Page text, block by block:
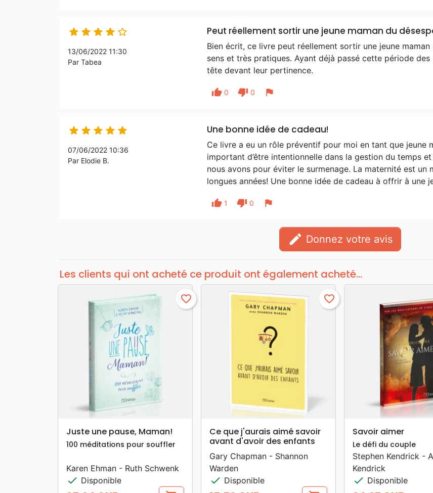
    
13/06/2022 11:30
Par Tabea
Peut réellement sortir une jeune maman du
Bien écrit, ce livre peut réellement sortir une jeune
sens et très pratiques. Ayant déjà passé cette période
tête devant leur pertinence.
thumb_up 0 thumb_down 0 flag
    
07/06/2022 10:36
Par Elodie B.
Une bonne idée de cadeau!
Ce livre a eu un rôle préventif pour moi en tant que jeune
important d’être intentionnelle dans la gestion du temps
nous avons pour éviter le surmenage. La maternité est
longues années! Une bonne idée de cadeau à offrir à une
thumb_up 1 thumb_down 0 flag
edit Donnez votre avis
Les clients qui ont acheté ce produit ont également acheté...
search APERÇU RAPIDE
favorite_border
Juste une pause, Maman!
100 méditations pour souffler
Karen Ehman - Ruth Schwenk
check Disponible
search APERÇU RAPIDE
favorite_border
Ce que j'aurais aimé savoir
avant d'avoir des enfants
Gary Chapman - Shannon
Warden
check Disponible
search APERÇU
Savoir aimer
Le défi du couple
Stephen Kendrick -
Kendrick
check Disponible